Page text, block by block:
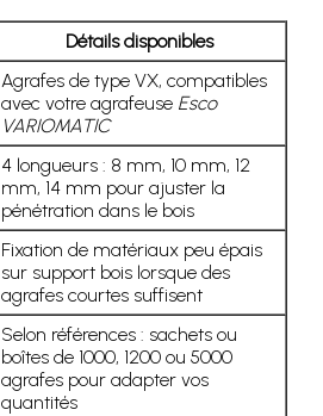
Détails disponibles
Agrafes de type VX, compatibles
avec votre agrafeuse Esco
VARIOMATIC
4 longueurs : 8 mm, 10 mm, 12
mm, 14 mm pour ajuster la
pénétration dans le bois
Fixation de matériaux peu épais
sur support bois lorsque des
agrafes courtes suffisent
Selon références : sachets ou
boîtes de 1000, 1200 ou 5000
agrafes pour adapter vos
quantités